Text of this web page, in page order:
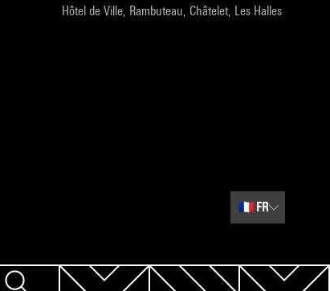
Hôtel de Ville, Rambuteau, Châtelet, Les Halles
🇫🇷 FR